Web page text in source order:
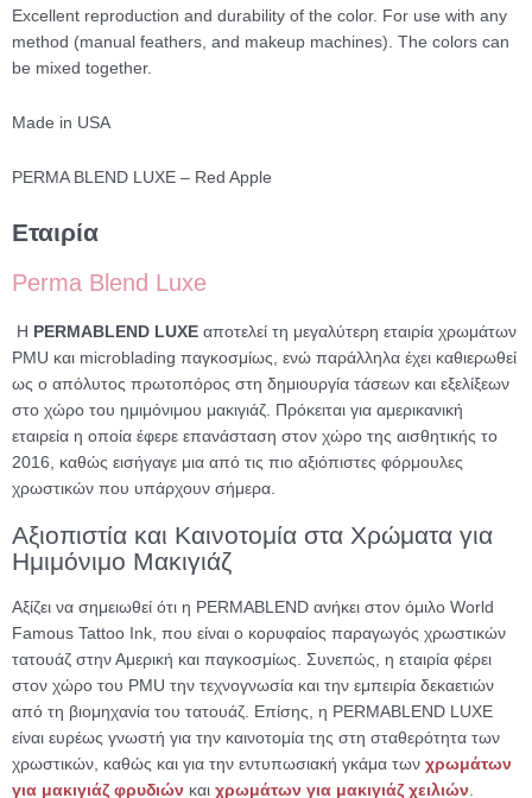
Excellent reproduction and durability of the color. For use with any
method (manual feathers, and makeup machines). The colors can
be mixed together.
Made in USA
PERMA BLEND LUXE – Red Apple
Εταιρία
Perma Blend Luxe
Η PERMABLEND LUXE αποτελεί τη μεγαλύτερη εταιρία χρωμάτων
PMU και microblading παγκοσμίως, ενώ παράλληλα έχει καθιερωθεί
ως ο απόλυτος πρωτοπόρος στη δημιουργία τάσεων και εξελίξεων
στο χώρο του ημιμόνιμου μακιγιάζ. Πρόκειται για αμερικανική
εταιρεία η οποία έφερε επανάσταση στον χώρο της αισθητικής το
2016, καθώς εισήγαγε μια από τις πιο αξιόπιστες φόρμουλες
χρωστικών που υπάρχουν σήμερα.
Αξιοπιστία και Καινοτομία στα Χρώματα για
Ημιμόνιμο Μακιγιάζ
Αξίζει να σημειωθεί ότι η PERMABLEND ανήκει στον όμιλο World
Famous Tattoo Ink, που είναι ο κορυφαίος παραγωγός χρωστικών
τατουάζ στην Αμερική και παγκοσμίως. Συνεπώς, η εταιρία φέρει
στον χώρο του PMU την τεχνογνωσία και την εμπειρία δεκαετιών
από τη βιομηχανία του τατουάζ. Επίσης, η PERMABLEND LUXE
είναι ευρέως γνωστή για την καινοτομία της στη σταθερότητα των
χρωστικών, καθώς και για την εντυπωσιακή γκάμα των χρωμάτων
για μακιγιάζ φρυδιών και χρωμάτων για μακιγιάζ χειλιών